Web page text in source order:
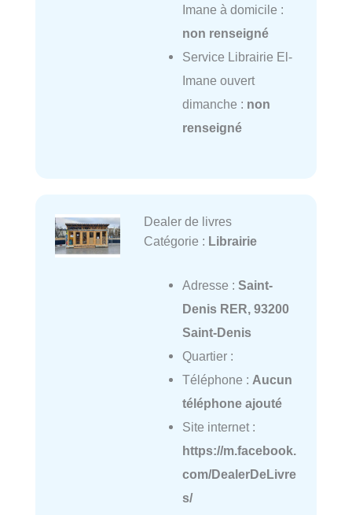
Imane à domicile :
non renseigné
Service Librairie El-
Imane ouvert
dimanche : non
renseigné
Dealer de livres
Catégorie : Librairie
Adresse : Saint-
Denis RER, 93200
Saint-Denis
Quartier :
Téléphone : Aucun
téléphone ajouté
Site internet :
https://m.facebook.
com/DealerDeLivre
s/